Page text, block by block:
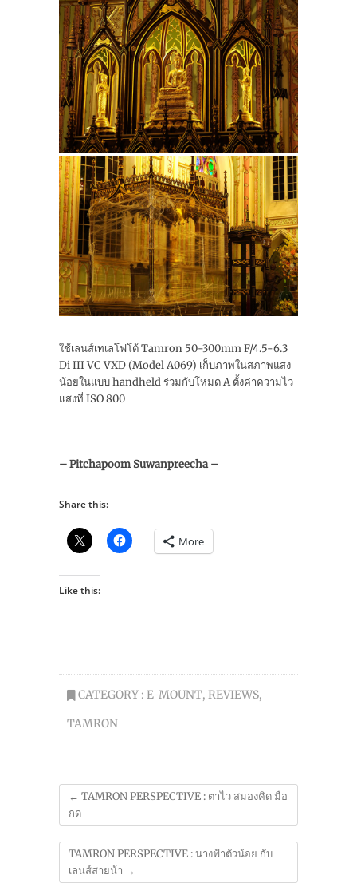
ใช้เลนส์เทเลโฟโต้ Tamron 50-300mm F/4.5-6.3
Di III VC VXD (Model A069) เก็บภาพในสภาพแสง
น้อยในแบบ handheld ร่วมกับโหมด A ตั้งค่าความไว
แสงที่ ISO 800
– Pitchapoom Suwanpreecha –
Share this:
More
Like this:
CATEGORY : E-MOUNT, REVIEWS,
TAMRON
← TAMRON PERSPECTIVE : ตาไว สมองคิด มือ
กด
TAMRON PERSPECTIVE : นางฟ้าตัวน้อย กับ
เลนส์สายน้า →